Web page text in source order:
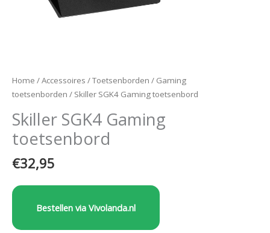
Home /Accessoires /Toetsenborden / Gaming
toetsenborden / Skiller SGK4 Gaming toetsenbord
Skiller SGK4 Gaming
toetsenbord
€32,95
Bestellen via Vivolanda.nl